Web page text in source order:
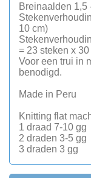
Breinaalden 1,5
10 cm)
= 23 steken x
Voor een trui in
benodigd.
Made in Peru
Knitting flat
1 draad 7-10 gg
2 draden 3-5 gg
3 draden 3 gg